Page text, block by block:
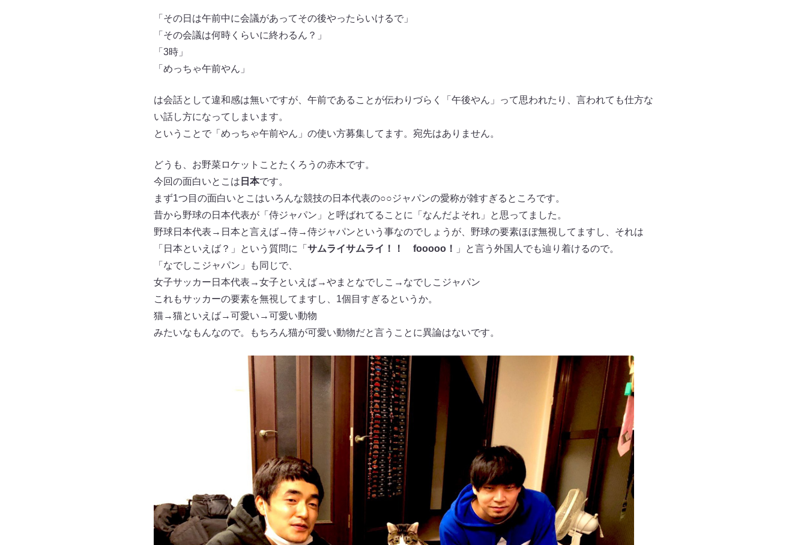
「その日は午前中に会議があってその後やったらいけるで」
「その会議は何時くらいに終わるん？」
「3時」
「めっちゃ午前やん」
は会話として違和感は無いですが、午前であることが伝わりづらく「午後やん」って思われたり、言われても仕方な
い話し方になってしまいます。
ということで「めっちゃ午前やん」の使い方募集してます。宛先はありません。
どうも、お野菜ロケットことたくろうの赤木です。
今回の面白いとこは 日本です。
まず1つ目の面白いとこはいろんな競技の日本代表の○○ジャパンの愛称が雑すぎるところです。
昔から野球の日本代表が「侍ジャパン」と呼ばれてることに「なんだよそれ」と思ってました。
野球日本代表→日本と言えば→侍→侍ジャパンという事なのでしょうが、野球の要素ほぼ無視してますし、それは
「日本といえば？」という質問に「 サムライサムライ！！ fooooo！
」と言う外国人でも辿り着けるので。
「なでしこジャパン」も同じで、
女子サッカー日本代表→女子といえば→やまとなでしこ→なでしこジャパン
これもサッカーの要素を無視してますし、1個目すぎるというか。
猫→猫といえば→可愛い→可愛い動物
みたいなもんなので。もちろん猫が可愛い動物だと言うことに異論はないです。